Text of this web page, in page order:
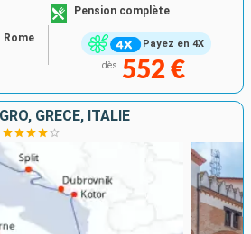
Payez en 4X
Pension complète
dès 552 €
Rome
GRÈCE, ITALIE